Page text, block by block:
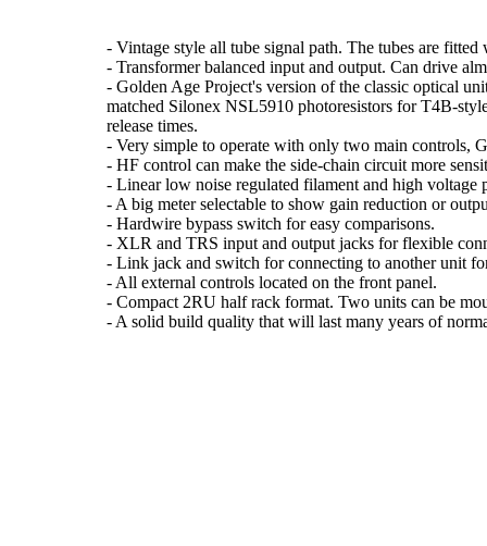
- Vintage style all tube signal path. The tubes are fitted
- Transformer balanced input and output. Can drive
- Golden Age Project's version of the classic optical
matched Silonex NSL5910 photoresistors for T4B-
release times.
- Very simple to operate with only two main controls,
- HF control can make the side-chain circuit more
- Linear low noise regulated filament and high voltage
- A big meter selectable to show gain reduction or
- Hardwire bypass switch for easy comparisons.
- XLR and TRS input and output jacks for flexible
- Link jack and switch for connecting to another unit
- All external controls located on the front panel.
- Compact 2RU half rack format. Two units can be
- A solid build quality that will last many years of